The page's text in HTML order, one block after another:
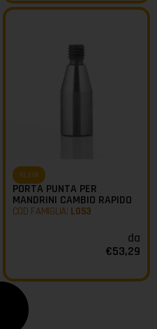
KLEIN
PORTA PUNTA PER
MANDRINI CAMBIO RAPIDO
COD FAMIGLIA: L053
da
€53,29